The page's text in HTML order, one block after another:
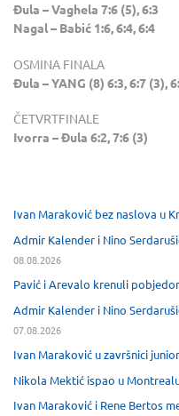
Đula – Vaghela 7:6 (5), 6:3
Nagal – Babić 1:6, 6:4, 6:4
OSMINA FINALA
Đula – YANG (8) 6:3, 6:7 (3),
ČETVRTFINALE
Ivorra – Đula 6:2, 7:6 (3)
Ivan Maraković bez naslova u
Admir Kalender i Nino
08.08.2026
Pavić i Arevalo krenuli
Admir Kalender i Nino
07.08.2026
Ivan Maraković u završnici
Nikola Mektić ispao u
Ivan Maraković i Rene Bertos